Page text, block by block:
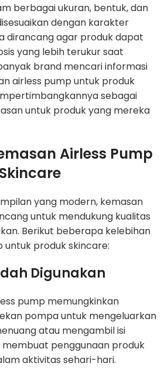
berbagai ukuran, bentuk, dan
dengan karakter
dirancang agar produk dapat
yang lebih terukur saat
brand mencari informasi
airless pump untuk produk
sebagai
untuk produk yang mereka
Airless Pump
yang modern, kemasan
untuk mendukung kualitas
Berikut beberapa kelebihan
untuk produk skincare:
Digunakan
pump memungkinkan
pompa untuk mengeluarkan
atau mengambil isi
membuat penggunaan produk
aktivitas sehari-hari.